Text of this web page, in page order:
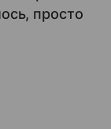
просто